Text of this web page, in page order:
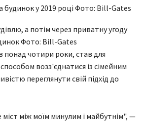
будинок у 2019 році Фото: Bill-Gates
а потім через приватну угоду
Фото: Bill-Gates
чотири роки, став для
возз'єднатися із сімейним
переглянути свій підхід до
між моїм минулим і майбутнім", —